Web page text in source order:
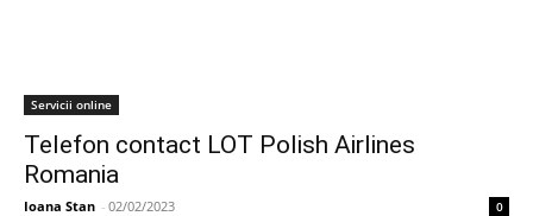
Servicii online
Telefon contact LOT Polish Airlines
Romania
Ioana Stan - 02/02/2023 0